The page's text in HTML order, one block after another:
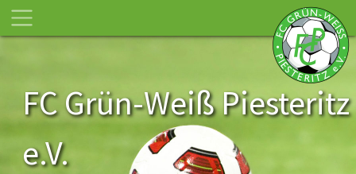
FC Grün-Weiß Piesteritz
e.V.